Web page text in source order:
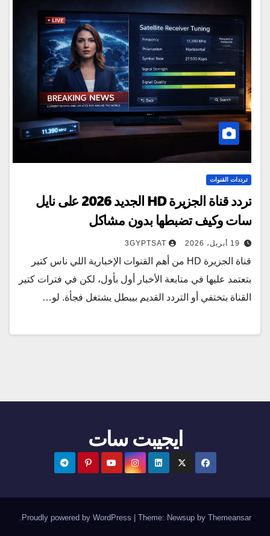
ترددات القنوات
تردد قناة الجزيرة HD الجديد 2026 على نايل
سات وكيف تضبطها بدون مشاكل
19 أبريل، 2026 3GYPTSAT
قناة الجزيرة HD من أهم القنوات الإخبارية اللي ناس كتير
بتعتمد عليها في متابعة الأخبار أول بأول، لكن في فترات كتير
القناة بتختفي أو التردد القديم بيبطل يشتغل فجأة. لو…
ايجيبت سات
Proudly powered by WordPress Theme: Newsupby Themeansar